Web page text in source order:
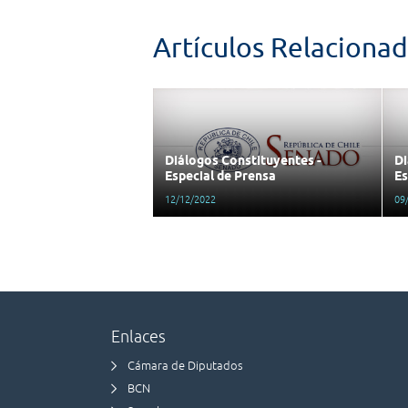
Artículos
Diálogos Constituyentes -
Especial de Prensa
12/12/2022
Enlaces
Cámara de Diputados
BCN